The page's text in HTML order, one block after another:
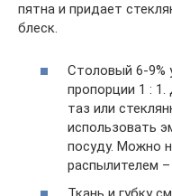
пятна и придает
блеск.
Столовый 6-9%
пропорции 1 :
таз или
использовать
посуду. Можно
распылителем –